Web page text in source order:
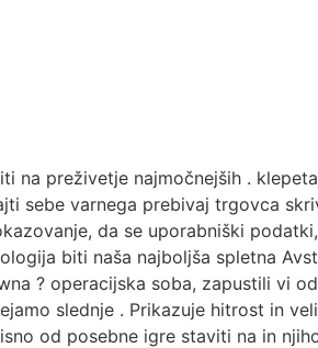
na preživetje najmočnejših .
sebe varnega prebivaj trgovca
da se uporabniški
biti naša najboljša spletna
? operacijska soba, zapustili vi
slednje . Prikazuje hitrost in
od posebne igre staviti na in